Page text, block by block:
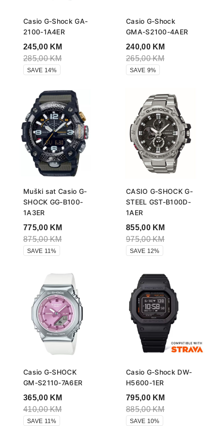
Casio G-Shock GA-
2100-1A4ER
245,00 KM
285,00KM
SAVE 14%
Casio G-Shock
GMA-S2100-4AER
240,00 KM
265,00KM
SAVE 9%
Muški sat Casio G-
SHOCK GG-B100-
1A3ER
775,00 KM
875,00KM
SAVE 11%
CASIO G-SHOCK G-
STEEL GST-B100D-
1AER
855,00 KM
975,00KM
SAVE 12%
Casio G-SHOCK
GM-S2110-7A6ER
365,00 KM
410,00KM
SAVE 11%
Casio G-Shock DW-
H5600-1ER
795,00 KM
885,00KM
SAVE 10%